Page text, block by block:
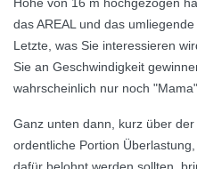
das AREAL und das
Letzte, was Sie interessieren
Sie an Geschwindigkeit
wahrscheinlich nur noch
Ganz unten dann, kurz über
ordentliche Portion